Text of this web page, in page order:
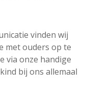
vinden wij
met ouders op te
via onze handige
bij ons allemaal